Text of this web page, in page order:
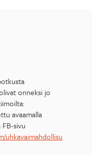
onneksi jo
avaamalla
sivu
uhkavaimahdollisu